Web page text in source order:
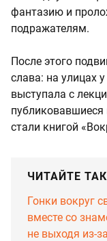
фантазию и
подражателям.
После этого
слава: на улицах
выступала с
публиковавшиеся
стали книгой
ЧИТАЙТЕ
Гонки вокруг
вместе со
не выходя из-